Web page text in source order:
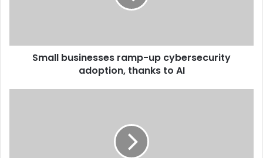
AI
Small businesses ramp-up cybersecurity
adoption, thanks to AI